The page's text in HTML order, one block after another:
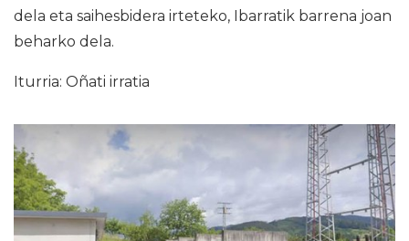
dela eta saihesbidera irteteko, Ibarratik barrena joan
beharko dela.
Iturria: Oñati irratia